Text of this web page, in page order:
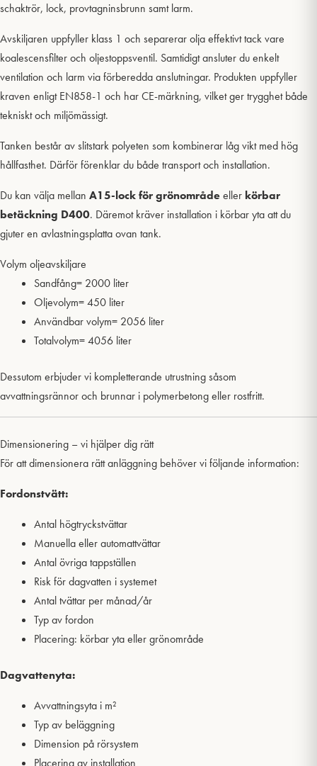
schaktrör, lock, provtagninsbrunn samt larm.
Avskiljaren uppfyller klass 1 och separerar olja effektivt tack vare
koalescensfilter och oljestoppsventil. Samtidigt ansluter du enkelt
ventilation och larm via förberedda anslutningar. Produkten uppfyller
kraven enligt EN858-1 och har CE-märkning, vilket ger trygghet både
tekniskt och miljömässigt.
Tanken består av slitstark polyeten som kombinerar låg vikt med hög
hållfasthet. Därför förenklar du både transport och installation.
Du kan välja mellan A15-lock för grönområdeeller körbar
betäckning D400. Däremot kräver installation i körbar yta att du
gjuter en avlastningsplatta ovan tank.
Volym oljeavskiljare
Sandfång= 2000 liter
Oljevolym= 450 liter
Användbar volym= 2056 liter
Totalvolym= 4056 liter
Dessutom erbjuder vi kompletterande utrustning såsom
avvattningsrännor och brunnar i polymerbetong eller rostfritt.
Dimensionering – vi hjälper dig rätt
För att dimensionera rätt anläggning behöver vi följande information:
Fordonstvätt:
Antal högtryckstvättar
Manuella eller automattvättar
Antal övriga tappställen
Risk för dagvatten i systemet
Antal tvättar per månad/år
Typ av fordon
Placering: körbar yta eller grönområde
Dagvattenyta:
Avvattningsyta i m²
Typ av beläggning
Dimension på rörsystem
Placering av installation